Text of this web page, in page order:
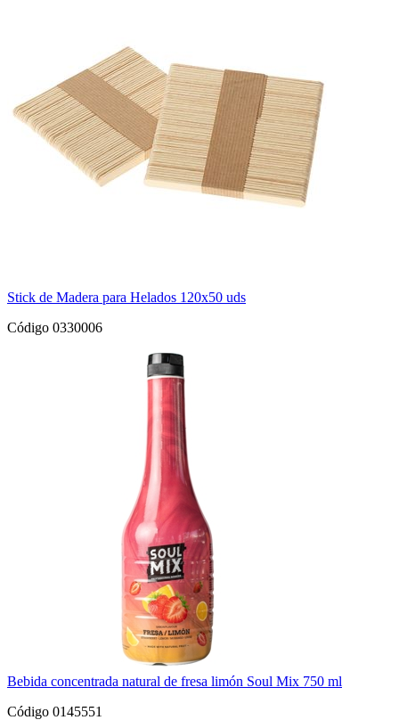
Stick de Madera para Helados 120x50 uds
Código 0330006
Bebida concentrada natural de fresa limón Soul Mix 750 ml
Código 0145551